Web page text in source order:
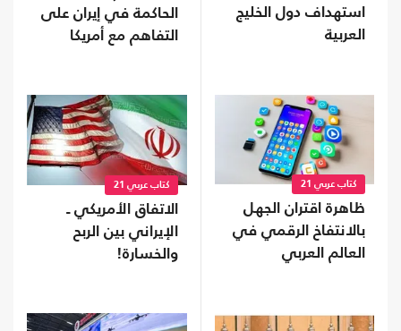
استهداف دول الخليج
العربية
الحاكمة في إيران على
التفاهم مع أمريكا
كتاب عربي 21
ظاهرة اقتران الجهل
بالانتفاخ الرقمي في
العالم العربي
كتاب عربي 21
الاتفاق الأمريكي ـ
الإيراني بين الربح
والخسارة!